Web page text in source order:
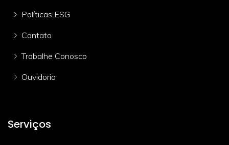
Políticas ESG
Contato
Trabalhe Conosco
Ouvidoria
Serviços